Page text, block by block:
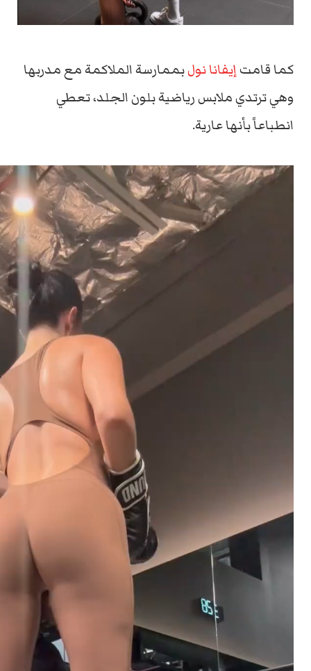
كما قامتإيفانا نولبممارسة الملاكمة مع مدربها
وهي ترتدي ملابس رياضية بلون الجلد، تعطي
انطباعاً بأنها عارية.